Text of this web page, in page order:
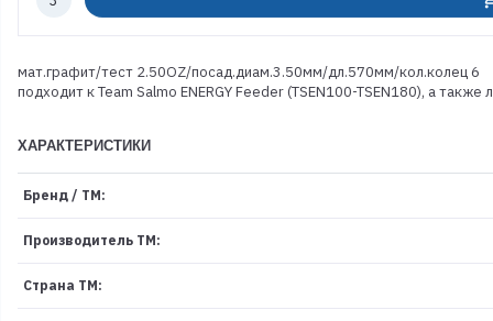
мат.графит/тест 2.50OZ/посад.диам.3.50мм/дл.570мм/кол.колец 6
подходит к Team Salmo ENERGY Feeder (TSEN100-TSEN180), а
ХАРАКТЕРИСТИКИ
Бренд / ТМ:
Производитель ТМ:
Страна ТМ: